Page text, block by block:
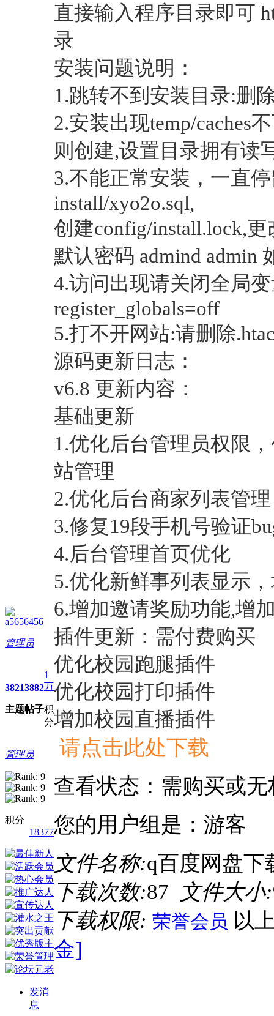
a5656456
管理员
3821
主题
3882
帖子
1
万
积
分
管理员
积分
18377
发消
息
直接输入程序目录即可
录
安装问题说明：
1.跳转不到安装目录:删
2.安装出现temp/caches
则创建,设置目录拥有读
3.不能正常安装，一直
install/xyo2o.sql,
创建config/install.lock,
默认密码 admind admin
4.访问出现请关闭全局
register_globals=off
5.打不开网站:请删除
源码更新日志：
v6.8 更新内容：
基础更新
1.优化后台管理员权限
站管理
2.优化后台商家列表管理
3.修复19段手机号验证
4.后台管理首页优化
5.优化新鲜事列表显示
6.增加邀请奖励功能,增
插件更新：需付费购买
优化校园跑腿插件
优化校园打印插件
增加校园直播插件
请点击此处下载
查看状态：需购买或无
您的用户组是：游客
文件名称:q百度网盘
下载次数:87 文件大小:
下载权限: 荣誉会员 以
金]